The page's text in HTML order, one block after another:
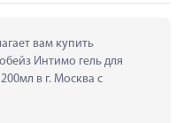
вам купить
Интимо гель для
в г. Москва с